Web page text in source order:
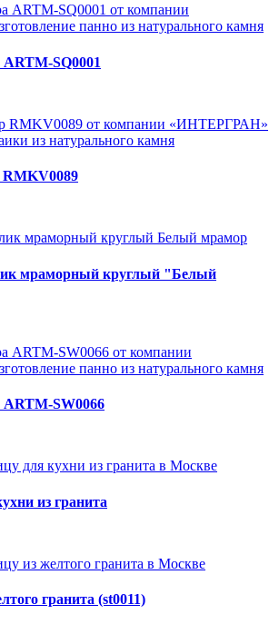
SQ0001
мраморный круглый "Белый
SW0066
из гранита
гранита (st0011)